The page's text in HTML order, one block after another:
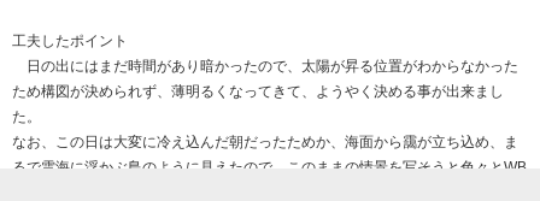
工夫したポイント
日の出にはまだ時間があり暗かったので、太陽が昇る位置がわからなかった
ため構図が決められず、薄明るくなってきて、ようやく決める事が出来まし
た。
なお、この日は大変に冷え込んだ朝だったためか、海面から靄が立ち込め、ま
るで雲海に浮かぶ島のように見えたので、このままの情景を写そうと色々とWB